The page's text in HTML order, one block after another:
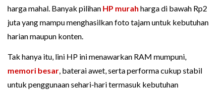
harga mahal. Banyak pilihan HP murah harga di bawah Rp2
juta yang mampu menghasilkan foto tajam untuk kebutuhan
harian maupun konten.
Tak hanya itu, lini HP ini menawarkan RAM mumpuni,
memori besar, baterai awet, serta performa cukup stabil
untuk penggunaan sehari-hari termasuk kebutuhan